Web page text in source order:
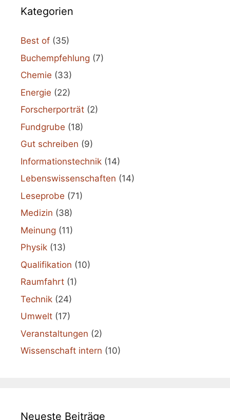
Kategorien
Best of (35)
Buchempfehlung (7)
Chemie (33)
Energie (22)
Forscherporträt (2)
Fundgrube (18)
Gut schreiben (9)
Informationstechnik (14)
Lebenswissenschaften (14)
Leseprobe (71)
Medizin (38)
Meinung (11)
Physik (13)
Qualifikation (10)
Raumfahrt (1)
Technik (24)
Umwelt (17)
Veranstaltungen (2)
Wissenschaft intern (10)
Neueste Beiträge